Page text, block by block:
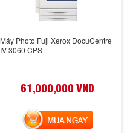
Máy Photo Fuji Xerox DocuCentre
IV 3060 CPS
61,000,000 VND
MUA NGAY